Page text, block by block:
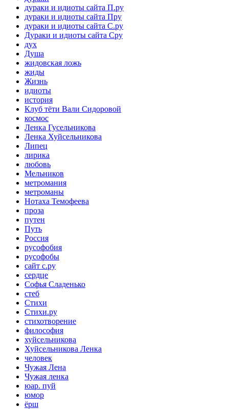
дураки и идиоты сайта П.ру
дураки и идиоты сайта Пру
дураки и идиоты сайта С.ру
Дураки и идиоты сайта Сру
дух
Душа
жидовская ложь
жиды
Жизнь
идиоты
история
Клуб тёти Вали Сидоровой
космос
Ленка Гусельникова
Ленка Хуйсельникова
Липец
лирика
любовь
Мельников
метромания
метроманы
Нотаха Темофеева
проза
путен
Путь
Россия
русофобия
русофобы
сайт с.ру
сердце
Софья Сладенько
стеб
Стихи
Стихи.ру
стихотворение
философия
хуйсельникова
Хуйсельникова Ленка
человек
Чужая Лена
Чужая ленка
юар. пуй
юмор
ёрш